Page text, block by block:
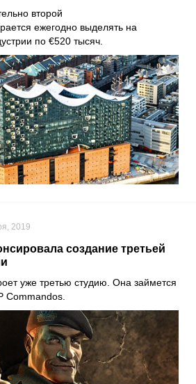
второй
ежегодно выделять на
по €520 тысяч.
2019
создание третьей
уже третью студию. Она займется
Commandos